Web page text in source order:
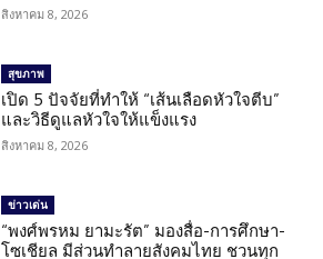
สิงหาคม 8, 2026
สุขภาพ
เปิด 5 ปัจจัยที่ทำให้ “เส้นเลือดหัวใจตีบ”
และวิธีดูแลหัวใจให้แข็งแรง
สิงหาคม 8, 2026
ข่าวเด่น
“พงศ์พรหม ยามะรัต” มองสื่อ-การศึกษา-
โซเชียล มีส่วนทำลายสังคมไทย ชวนทุก